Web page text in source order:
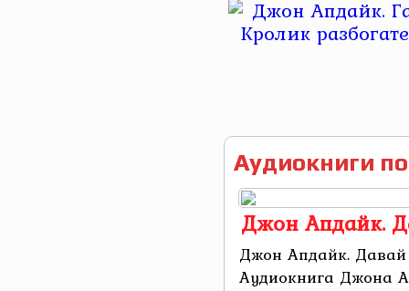
Аудиокниги
Джон Апдайк.
Джон Апдайк.
Аудиокнига Джона